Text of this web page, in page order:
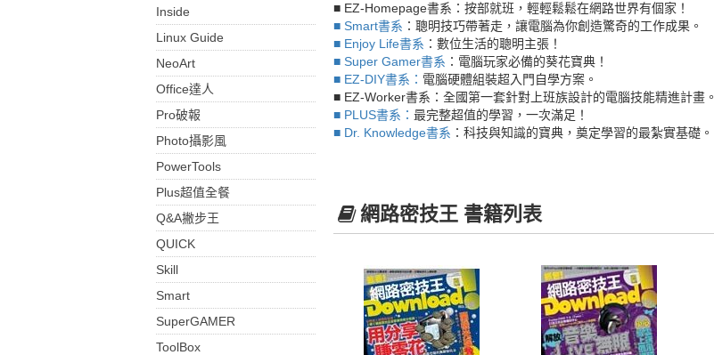
Inside
Linux Guide
NeoArt
Office達人
Pro破報
Photo攝影風
PowerTools
Plus超值全餐
Q&A撇步王
QUICK
Skill
Smart
SuperGAMER
ToolBox
■ EZ-Homepage書系 ：按部就班，輕輕鬆鬆在網路世界有個家！
■ Smart書系 ：聰明技巧帶著走，讓電腦為你創造驚奇的工作成果。
■ Enjoy Life書系 ：數位生活的聰明主張！
■ Super Gamer書系 ：電腦玩家必備的葵花寶典！
■ EZ-DIY書系： 電腦硬體組裝超入門自學方案。
■ EZ-Worker書系 ：全國第一套針對上班族設計的電腦技能精進計畫。
■ PLUS書系： 最完整超值的學習，一次滿足！
■ Dr. Knowledge書系 ：科技與知識的寶典，奠定學習的最紮實基礎。
網路密技王 書籍列表